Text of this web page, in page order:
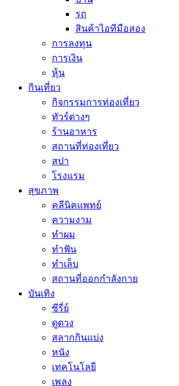
รถ
สินค้าไอทีมือสอง
การลงทุน
การเงิน
หุ้น
กินเที่ยว
กิจกรรมการท่องเที่ยว
ทัวร์ต่างๆ
ร้านอาหาร
สถานที่ท่องเที่ยว
สปา
โรงแรม
สุขภาพ
คลีนิคแพทย์
ความงาม
ทำผม
ทำฟัน
ทำเล็บ
สถานที่ออกกำลังกาย
บันเทิง
ซีรี่ย์
ดูดวง
สลากกินแบ่ง
หนัง
เทคโนโลยี
เพลง